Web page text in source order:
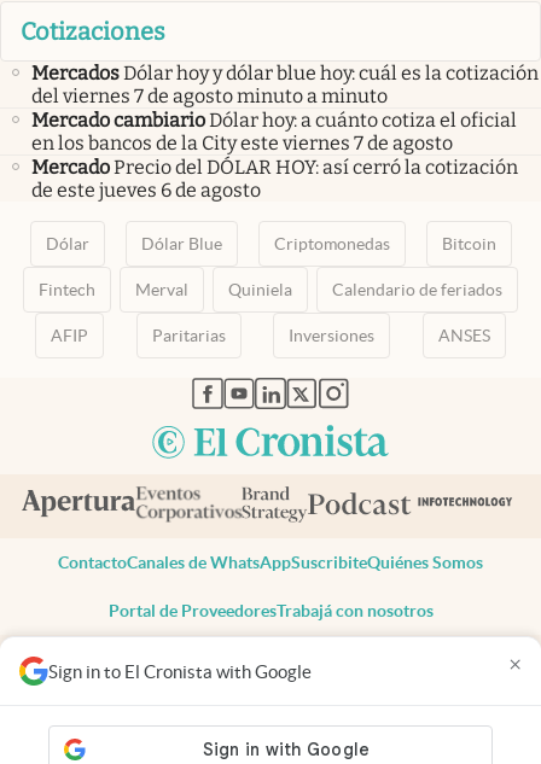
Sign in to El Cronista with Google ×
Cotizaciones
MercadosDólar hoy y dólar blue hoy: cuál es la cotización
del viernes 7 de agosto minuto a minuto
Mercado cambiarioDólar hoy: a cuánto cotiza el oficial
en los bancos de la City este viernes 7 de agosto
MercadoPrecio del DÓLAR HOY: así cerró la cotización
de este jueves 6 de agosto
Dólar Dólar Blue Criptomonedas Bitcoin
Fintech Merval Quiniela Calendario de feriados
AFIP Paritarias Inversiones ANSES
abre en nueva pestaña
abre en nueva pestaña
abre en nueva pestaña
abre en nueva pestaña
abre en nueva pestaña
ContactoCanales de WhatsAppSuscribiteQuiénes Somos
Portal de ProveedoresTrabajá con nosotros
Todos los derechos reservados
Privacidad
Consentimiento